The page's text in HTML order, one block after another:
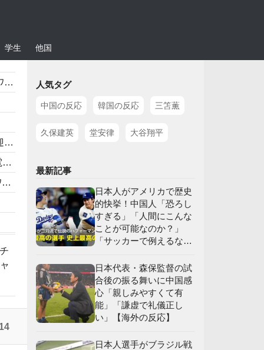
学生 他国
人気タグ
中国の反応 韓国の反応 三笘薫
久保建英 堂安律 大谷翔平
最新記事
日本人がアメリカで歴史
的快挙！中国人「恐ろし
すぎる」「人間にこんな
ことが可能なのか？」
「サッカーで例えるな
日本代表・森保監督の試
合後の振る舞いに中国感
心「親しみやすくて有
能」「謙虚で礼儀正し
い」【海外の反応】
日本人選手がブラジル戦